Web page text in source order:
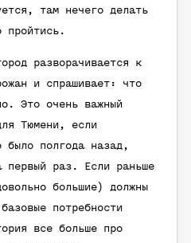
там нечего делать
пройтись.
разворачивается к
и спрашивает: что
Это очень важный
Тюмени, если
было полгода назад,
первый раз. Если раньше
большие) должны
потребности
все больше про